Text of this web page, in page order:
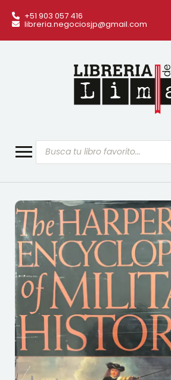
+51 903 057 416
libreria.negociosjp@gmail.com
Búsqueda
de
productos